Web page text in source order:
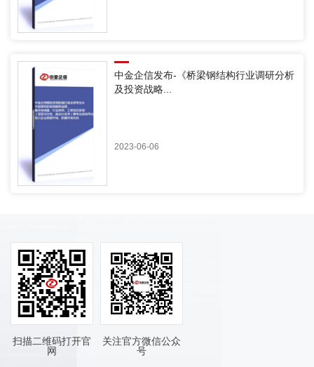
中金企信发布-《桥梁钢结构行业调研分析
及投资战略...
2023-06-06
扫描二维码打开官
网
关注官方微信公众
号